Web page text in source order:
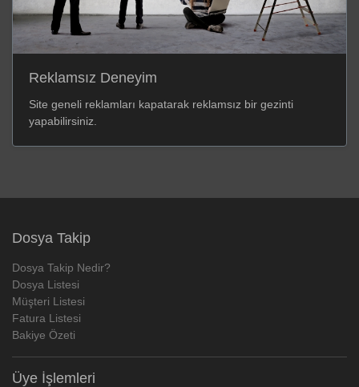
Reklamsız Deneyim
Site geneli reklamları kapatarak reklamsız bir gezinti
yapabilirsiniz.
Dosya Takip
Dosya Takip Nedir?
Dosya Listesi
Müşteri Listesi
Fatura Listesi
Bakiye Özeti
Üye İşlemleri